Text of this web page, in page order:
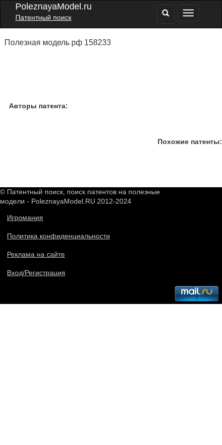
PoleznayaModel.ru
Патентный поиск
Полезная модель рф 158233
Авторы патента:
Похожие патенты:
© Патентный поиск, поиск патентов на полезные
модели - PoleznayaModel.RU 2012-2024
Игромания
Политика конфиденциальности
Реклама на сайте
Вход/Регистрация